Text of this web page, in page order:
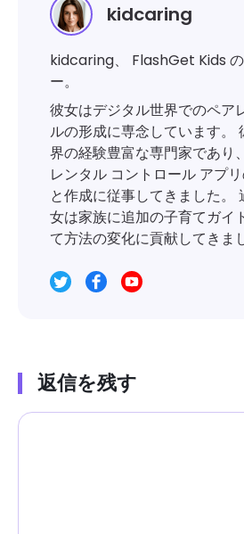
kidcaring
kidcaring、 FlashGet Kids
ー。
彼女はデジタル世界でのペア
ルの形成に専念しています。
界の経験豊富な専門家であり
レンタル コントロール アプ
と作成に従事してきました。
女は家族に追加の子育てガイ
て方法の変化に貢献してきま
返信を残す